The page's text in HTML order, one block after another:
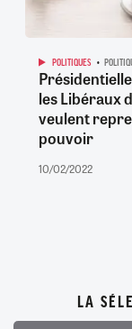
POLITIQUES
les Libéraux
veulent
pouvoir
10/02/2022
LA